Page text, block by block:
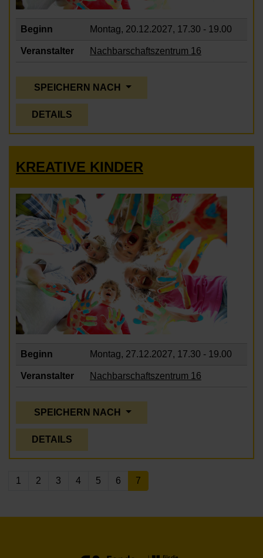
Beginn Montag, 20.12.2027, 17.30 - 19.00
Veranstalter Nachbarschaftszentrum 16
SPEICHERN NACH
DETAILS
KREATIVE KINDER
Beginn Montag, 27.12.2027, 17.30 - 19.00
Veranstalter Nachbarschaftszentrum 16
SPEICHERN NACH
DETAILS
1 2 3 4 5 6 7